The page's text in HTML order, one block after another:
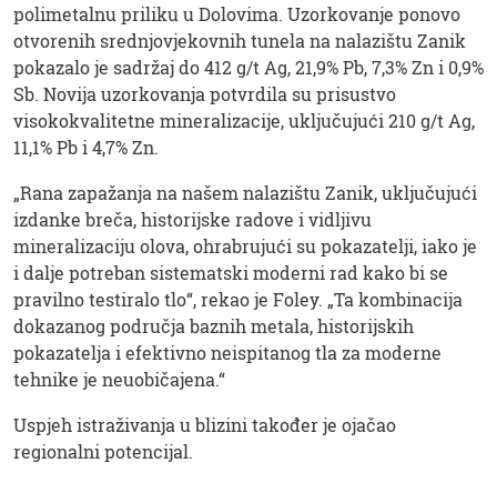
polimetalnu priliku u Dolovima. Uzorkovanje ponovo
otvorenih srednjovjekovnih tunela na nalazištu Zanik
pokazalo je sadržaj do 412 g/t Ag, 21,9% Pb, 7,3% Zn i 0,9%
Sb. Novija uzorkovanja potvrdila su prisustvo
visokokvalitetne mineralizacije, uključujući 210 g/t Ag,
11,1% Pb i 4,7% Zn.
„Rana zapažanja na našem nalazištu Zanik, uključujući
izdanke breča, historijske radove i vidljivu
mineralizaciju olova, ohrabrujući su pokazatelji, iako je
i dalje potreban sistematski moderni rad kako bi se
pravilno testiralo tlo“, rekao je Foley. „Ta kombinacija
dokazanog područja baznih metala, historijskih
pokazatelja i efektivno neispitanog tla za moderne
tehnike je neuobičajena.“
Uspjeh istraživanja u blizini također je ojačao
regionalni potencijal.